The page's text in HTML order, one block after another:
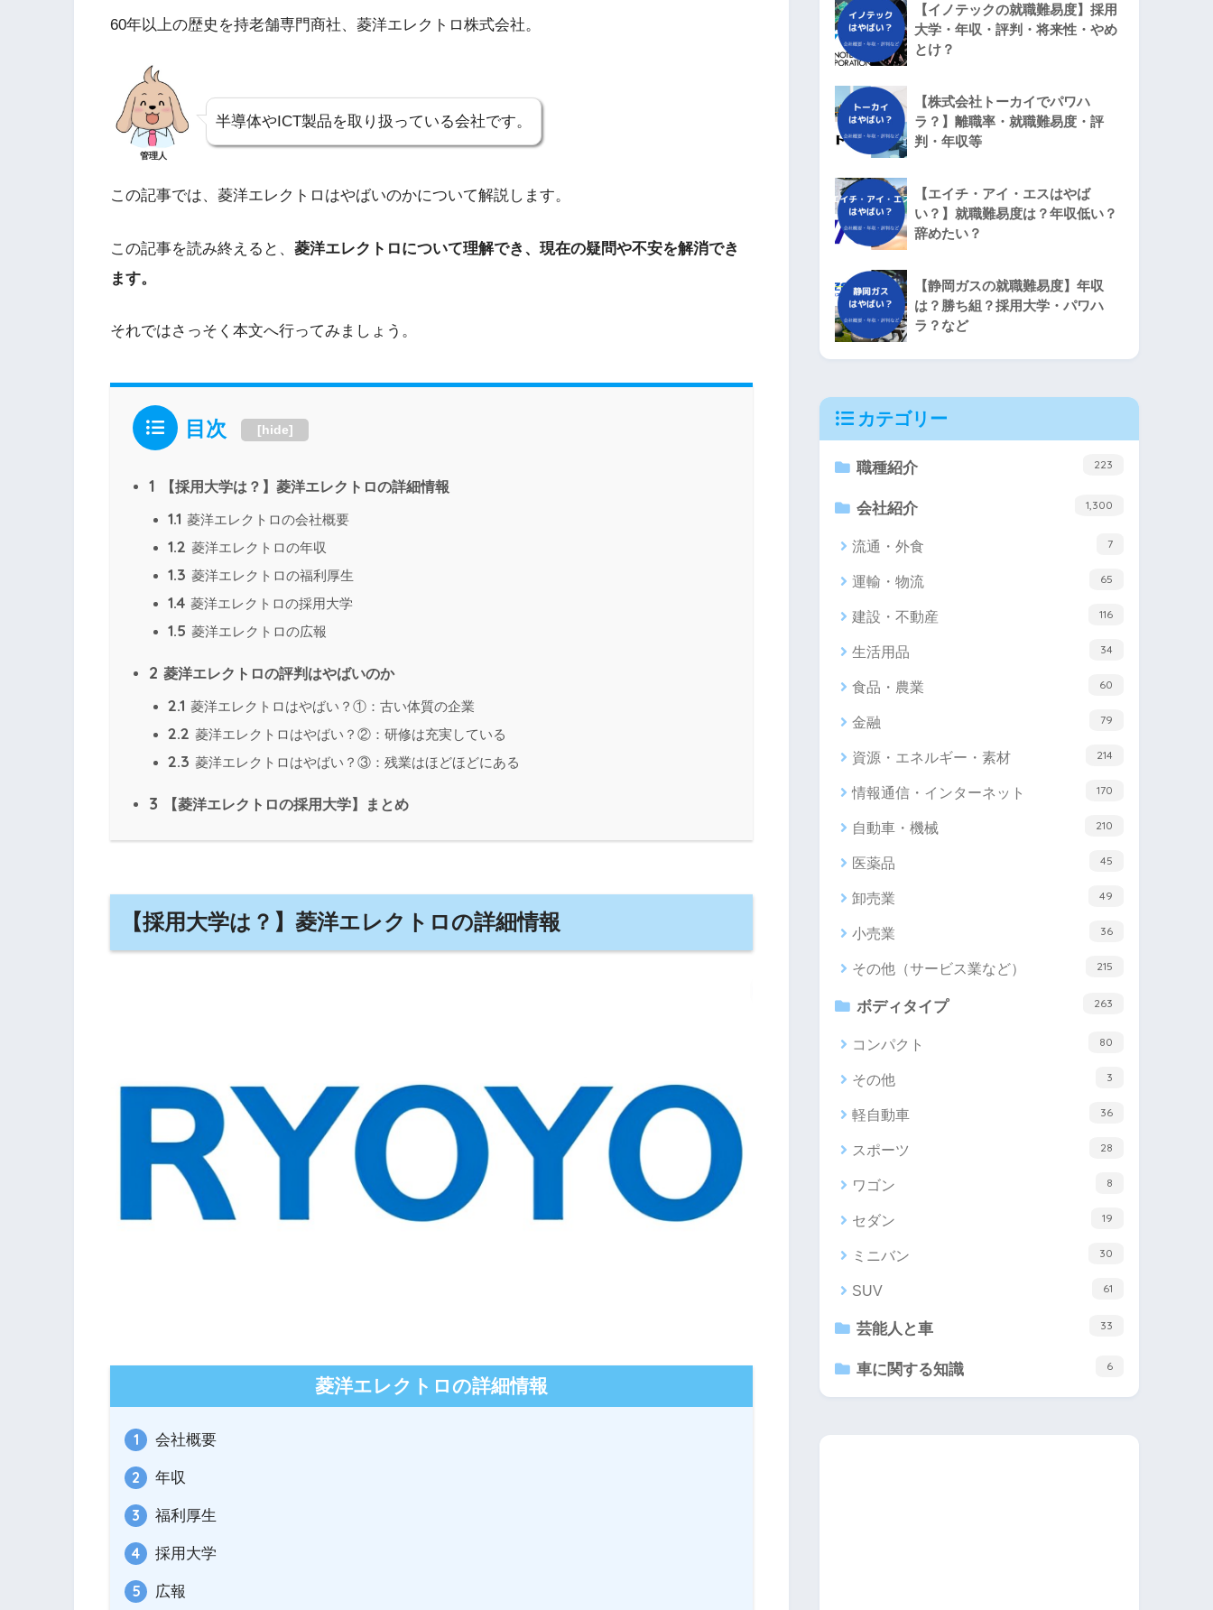
60年以上の歴史を持老舗専門商社、菱洋エレクトロ株式会社。
管理人
半導体やICT製品を取り扱っている会社です。
この記事では、菱洋エレクトロはやばいのかについて解説します。
この記事を読み終えると、 菱洋エレクトロについて理解でき、現在の疑問や不安を解消でき
ます。
それではさっそく本文へ行ってみましょう。
目次 [hide]
1 【採用大学は？】菱洋エレクトロの詳細情報
1.1 菱洋エレクトロの会社概要
1.2 菱洋エレクトロの年収
1.3 菱洋エレクトロの福利厚生
1.4 菱洋エレクトロの採用大学
1.5 菱洋エレクトロの広報
2 菱洋エレクトロの評判はやばいのか
2.1 菱洋エレクトロはやばい？①：古い体質の企業
2.2 菱洋エレクトロはやばい？②：研修は充実している
2.3 菱洋エレクトロはやばい？③：残業はほどほどにある
3 【菱洋エレクトロの採用大学】まとめ
【採用大学は？】菱洋エレクトロの詳細情報
菱洋エレクトロの詳細情報
会社概要
年収
福利厚生
採用大学
広報
【イノテックの就職難易度】採用
大学・年収・評判・将来性・やめ
とけ？
【株式会社トーカイでパワハ
ラ？】離職率・就職難易度・評
判・年収等
【エイチ・アイ・エスはやば
い？】就職難易度は？年収低い？
辞めたい？
【静岡ガスの就職難易度】年収
は？勝ち組？採用大学・パワハ
ラ？など
カテゴリー
職種紹介 223
会社紹介 1,300
流通・外食 7
運輸・物流 65
建設・不動産 116
生活用品 34
食品・農業 60
金融 79
資源・エネルギー・素材 214
情報通信・インターネット 170
自動車・機械 210
医薬品 45
卸売業 49
小売業 36
その他（サービス業など） 215
ボディタイプ 263
コンパクト 80
その他 3
軽自動車 36
スポーツ 28
ワゴン 8
セダン 19
ミニバン 30
SUV 61
芸能人と車 33
車に関する知識 6